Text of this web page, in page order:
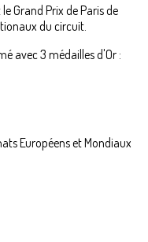
Grand Prix de Paris de
du circuit.
avec 3 médailles d'Or :
Européens et Mondiaux